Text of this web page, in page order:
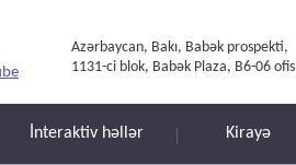
Azərbaycan, Bakı, Babək prospekti,
1131-ci blok, Babək Plaza, B6-06 ofis
İnteraktiv həllər Kirayə